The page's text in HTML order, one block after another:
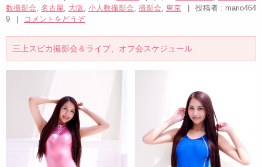
数撮影会 名古屋 大阪 小人数撮影会 撮影会 東京 |
投稿者 : mario464
9
| コメントをどうぞ
三上スピカ撮影会＆ライブ、オフ会スケジュール